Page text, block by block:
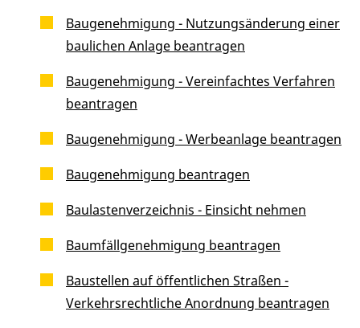
Baugenehmigung - Nutzungsänderung einer
baulichen Anlage beantragen
Baugenehmigung - Vereinfachtes Verfahren
beantragen
Baugenehmigung - Werbeanlage beantragen
Baugenehmigung beantragen
Baulastenverzeichnis - Einsicht nehmen
Baumfällgenehmigung beantragen
Baustellen auf öffentlichen Straßen -
Verkehrsrechtliche Anordnung beantragen